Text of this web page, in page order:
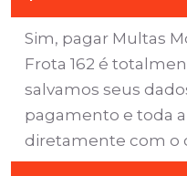
Sim, pagar Multas
Frota 162 é
salvamos seus
pagamento e toda
diretamente com o